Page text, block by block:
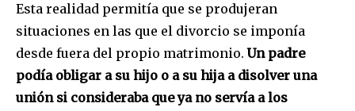
Esta realidad permitía que se produjeran
situaciones en las que el divorcio se imponía
desde fuera del propio matrimonio.Un padre
podía obligar a su hijo o a su hija a disolver una
unión si consideraba que ya no servía a los